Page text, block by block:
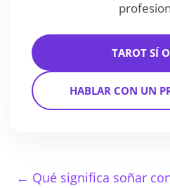
TAROT SÍ
HABLAR CON UN
← Qué significa soñar